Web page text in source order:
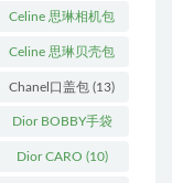
(18)
Celine 思琳相机包
(11)
Celine 思琳贝壳包
(12)
Chanel口盖包 (13)
Dior BOBBY手袋
(26)
Dior CARO (10)